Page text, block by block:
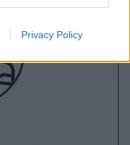
Privacy Policy